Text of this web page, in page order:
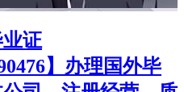
证
】办理国外毕